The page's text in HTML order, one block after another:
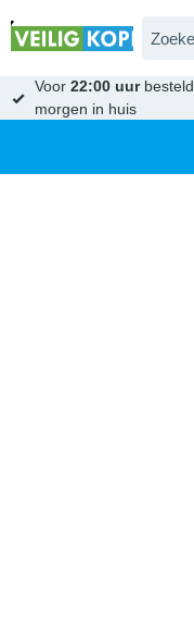
Voor22:00 uurbesteld,
morgen in huis